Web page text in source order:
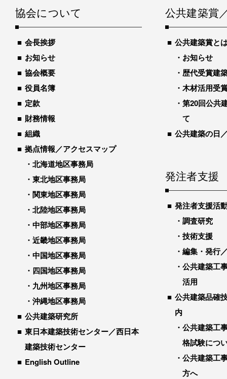
協会について
会長挨拶
お知らせ
協会概要
役員名簿
定款
財務情報
組織
拠点情報／アクセスマップ
北海道地区事務局
東北地区事務局
関東地区事務局
北陸地区事務局
中部地区事務局
近畿地区事務局
中国地区事務局
四国地区事務局
九州地区事務局
沖縄地区事務局
公共建築研究所
東日本建築技術センター／西日本
建築技術センター
English Outline
公共建築賞
公共建築賞と
お知らせ
歴代受賞建
木材活用受
第20回公共
て
公共建築の日
発注者支援
発注者支援活
調査研究
技術支援
編集・発行
公共建築工
活用
公共建築品確
内
公共建築工
格試験につ
公共建築工
方へ